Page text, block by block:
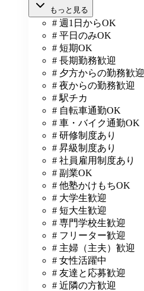
もっと見る
# 週1日からOK
# 平日のみOK
# 短期OK
# 長期勤務歓迎
# 夕方からの勤務歓迎
# 夜からの勤務歓迎
# 駅チカ
# 自転車通勤OK
# 車・バイク通勤OK
# 研修制度あり
# 昇級制度あり
# 社員雇用制度あり
# 副業OK
# 他塾かけもちOK
# 大学生歓迎
# 短大生歓迎
# 専門学校生歓迎
# フリーター歓迎
# 主婦（主夫）歓迎
# 女性活躍中
# 友達と応募歓迎
# 近隣の方歓迎